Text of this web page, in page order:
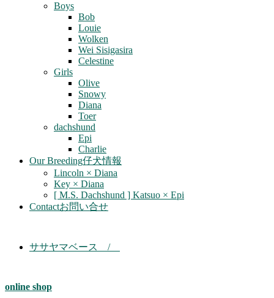
Boys
Bob
Louie
Wolken
Wei Sisigasira
Celestine
Girls
Olive
Snowy
Diana
Toer
dachshund
Epi
Charlie
Our Breeding仔犬情報
Lincoln × Diana
Key × Diana
[ M.S. Dachshund ] Katsuo × Epi
Contactお問い合せ
ササヤマベース /
online shop